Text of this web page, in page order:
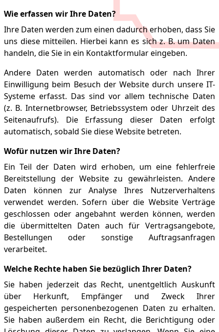
Wie erfassen wir Ihre Daten?
Ihre Daten werden zum einen dadurch erhoben, dass Sie
uns diese mitteilen. Hierbei kann es sich z. B. um Daten
handeln, die Sie in ein Kontaktformular eingeben.
Andere Daten werden automatisch oder nach Ihrer
Einwilligung beim Besuch der Website durch unsere IT-
Systeme erfasst. Das sind vor allem technische Daten
(z. B. Internetbrowser, Betriebssystem oder Uhrzeit des
Seitenaufrufs). Die Erfassung dieser Daten erfolgt
automatisch, sobald Sie diese Website betreten.
Wofür nutzen wir Ihre Daten?
Ein Teil der Daten wird erhoben, um eine fehlerfreie
Bereitstellung der Website zu gewährleisten. Andere
Daten können zur Analyse Ihres Nutzerverhaltens
verwendet werden. Sofern über die Website Verträge
geschlossen oder angebahnt werden können, werden
die übermittelten Daten auch für Vertragsangebote,
Bestellungen oder sonstige Auftragsanfragen
verarbeitet.
Welche Rechte haben Sie bezüglich Ihrer Daten?
Sie haben jederzeit das Recht, unentgeltlich Auskunft
über Herkunft, Empfänger und Zweck Ihrer
gespeicherten personenbezogenen Daten zu erhalten.
Sie haben außerdem ein Recht, die Berichtigung oder